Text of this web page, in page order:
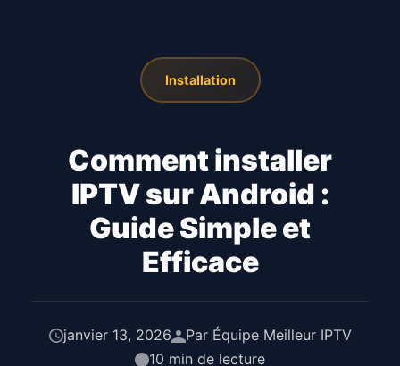
Installation
Comment installer
IPTV sur Android :
Guide Simple et
Efficace
janvier 13, 2026
Par Équipe Meilleur IPTV
10 min de lecture